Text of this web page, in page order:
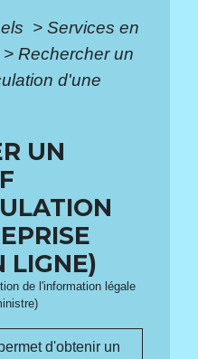
> Services en
> Rechercher un
d'une
UN
LIGNE)
de l'information légale
d'obtenir un